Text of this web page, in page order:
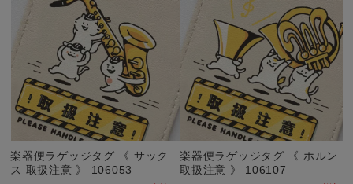
楽器便ラゲッジタグ 《 サック
ス 取扱注意 》 106053
楽器便ラゲッジタグ 《 ホルン
取扱注意 》 106107